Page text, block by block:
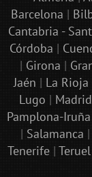
Barcelona |
Cantabria -
Córdoba |
| Girona |
Jaén | La
Lugo | Madrid
Pamplona-Iruña
| Salamanca |
Tenerife| Teruel